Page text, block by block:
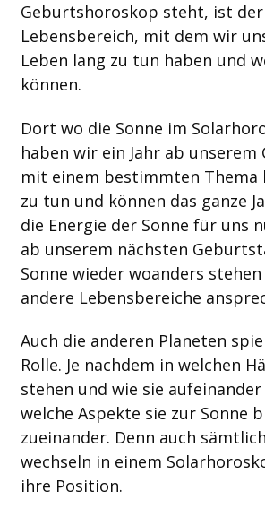
Geburtshoroskop steht, ist der
Lebensbereich, mit dem wir
Leben lang zu tun haben und
können.
Dort wo die Sonne im
haben wir ein Jahr ab
mit einem bestimmten Thema
zu tun und können das ganze
die Energie der Sonne für uns
ab unserem nächsten
Sonne wieder woanders
andere Lebensbereiche
Auch die anderen Planeten
Rolle. Je nachdem in welchen
stehen und wie sie
welche Aspekte sie zur Sonne
zueinander. Denn auch
wechseln in einem
ihre Position.